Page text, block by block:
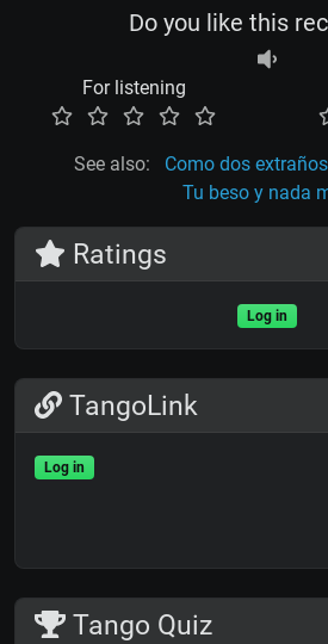
Do you like this
For listening
See also: Como dos extraños
Tu beso y nada
Ratings
Log in
TangoLink
Log in
Tango Quiz